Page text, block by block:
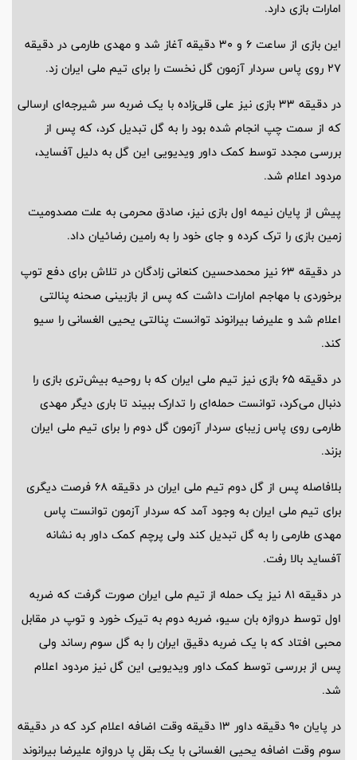
امارات بازی دارد.
این بازی از ساعت 6 و 30 دقیقه آغاز شد و مهدی طارمی در دقیقه
27 روی پاس سردار آزمون گل نخست را برای تیم ملی ایران زد.
در دقیقه 33 بازی نیز علی قلی‌زاده با یک ضربه سر شیرجه‌‎ای ارسالی
که از سمت چپ انجام شده بود را به گل تبدیل کرد، که پس از
بررسی مجدد توسط کمک داور ویدیویی این گل به دلیل آفساید،
مردود اعلام شد.
پیش از پایان نیمه اول بازی نیز، صادق محرمی به علت مصدومیت
زمین بازی را ترک کرده و جای خود را به رامین رضائیان داد.
در دقیقه 63 نیز محمدحسین کنعانی زادگان در تلاش برای دفع توپ
برخوردی با مهاجم امارات داشت که پس از بازبینی صحنه پنالتی
اعلام شد و علیرضا بیرانوند توانست پنالتی یحیی الغسانی را سیو
کند.
در دقیقه 65 بازی نیز تیم ملی ایران که با روحیه بیش‌تری بازی را
دنبال می‌کرد، توانست حمله‌ای را تدارک ببیند تا باری دیگر مهدی
طارمی روی پاس زیبای سردار آزمون گل دوم را برای تیم ملی ایران
بزند.
بلافاصله پس از گل دوم تیم ملی ایران در دقیقه 68 فرصت دیگری
برای تیم ملی ایران به وجود آمد که سردار آزمون توانست پاس
مهدی طارمی را به گل تبدیل کند ولی پرچم کمک داور به نشانه
آفساید بالا رفت.
در دقیقه 81 نیز یک حمله از تیم ملی ایران صورت گرفت که ضربه
اول توسط دروازه بان سیو، ضربه دوم به تیرک خورد و توپ در مقابل
محبی افتاد که با یک ضربه دقیق ایران را به گل سوم رساند ولی
پس از بررسی توسط کمک داور ویدیویی این گل نیز مردود اعلام
شد.
در پایان 90 دقیقه داور 13 دقیقه وقت اضافه اعلام کرد که در دقیقه
سوم وقت اضافه یحیی الغسانی با یک بقل پا دروازه علیرضا بیرانوند